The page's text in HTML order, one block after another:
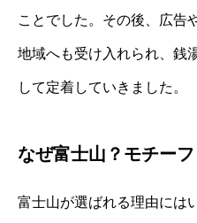
ことでした。その後、広告
地域へも受け入れられ、銭
して定着していきました。
なぜ富士山？モチー
富士山が選ばれる理由には